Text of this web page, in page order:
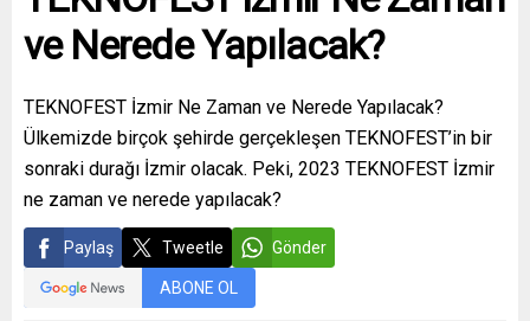
ve Nerede Yapılacak?
TEKNOFEST İzmir Ne Zaman ve Nerede Yapılacak?
Ülkemizde birçok şehirde gerçekleşen TEKNOFEST’in bir
sonraki durağı İzmir olacak. Peki, 2023 TEKNOFEST İzmir
ne zaman ve nerede yapılacak?
Paylaş Tweetle Gönder
ABONE OL